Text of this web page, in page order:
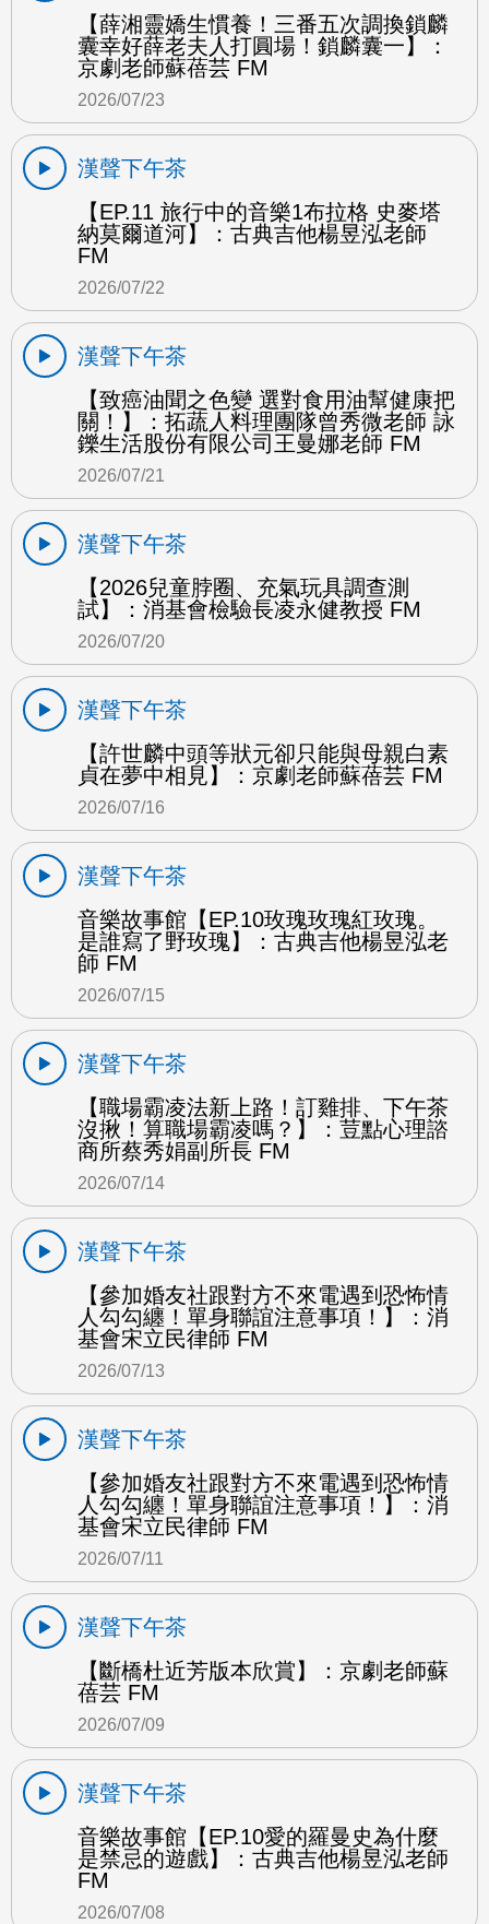
【薛湘靈嬌生慣養！三番五次調換鎖麟
囊幸好薛老夫人打圓場！鎖麟囊一】：
京劇老師蘇蓓芸 FM
2026/07/23
漢聲下午茶
【EP.11 旅行中的音樂1布拉格 史麥塔
納莫爾道河】：古典吉他楊昱泓老師
FM
2026/07/22
漢聲下午茶
【致癌油聞之色變 選對食用油幫健康把
關！】：拓蔬人料理團隊曾秀微老師 詠
鑠生活股份有限公司王曼娜老師 FM
2026/07/21
漢聲下午茶
【2026兒童脖圈、充氣玩具調查測
試】：消基會檢驗長凌永健教授 FM
2026/07/20
漢聲下午茶
【許世麟中頭等狀元卻只能與母親白素
貞在夢中相見】：京劇老師蘇蓓芸 FM
2026/07/16
漢聲下午茶
音樂故事館【EP.10玫瑰玫瑰紅玫瑰。
是誰寫了野玫瑰】：古典吉他楊昱泓老
師 FM
2026/07/15
漢聲下午茶
【職場霸凌法新上路！訂雞排、下午茶
沒揪！算職場霸凌嗎？】：荳點心理諮
商所蔡秀娟副所長 FM
2026/07/14
漢聲下午茶
【參加婚友社跟對方不來電遇到恐怖情
人勾勾纏！單身聯誼注意事項！】：消
基會宋立民律師 FM
2026/07/13
漢聲下午茶
【參加婚友社跟對方不來電遇到恐怖情
人勾勾纏！單身聯誼注意事項！】：消
基會宋立民律師 FM
2026/07/11
漢聲下午茶
【斷橋杜近芳版本欣賞】：京劇老師蘇
蓓芸 FM
2026/07/09
漢聲下午茶
音樂故事館【EP.10愛的羅曼史為什麼
是禁忌的遊戲】：古典吉他楊昱泓老師
FM
2026/07/08